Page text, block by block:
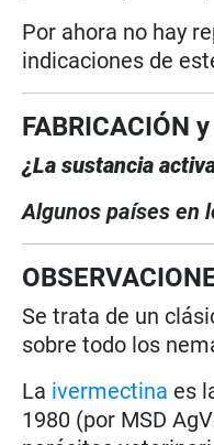
Por ahora no hay
indicaciones de
FABRICACIÓN
¿La sustancia
Algunos países en
Se trata de un
sobre todo los
La ivermectina es
1980 (por MSD